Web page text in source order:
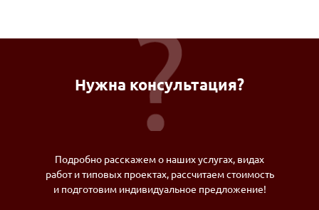
Нужна консультация?
Подробно расскажем о наших услугах, видах
работ и типовых проектах, рассчитаем стоимость
и подготовим индивидуальное предложение!